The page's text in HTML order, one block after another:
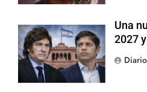
Una
2027